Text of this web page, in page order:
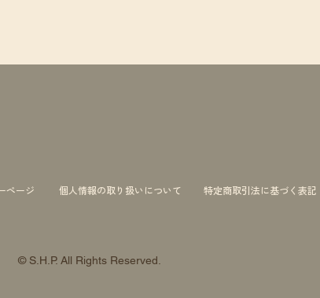
ページ 個人情報の取り扱いについて 特定商取引法に基づく表記
© S.H.P. All Rights Reserved.